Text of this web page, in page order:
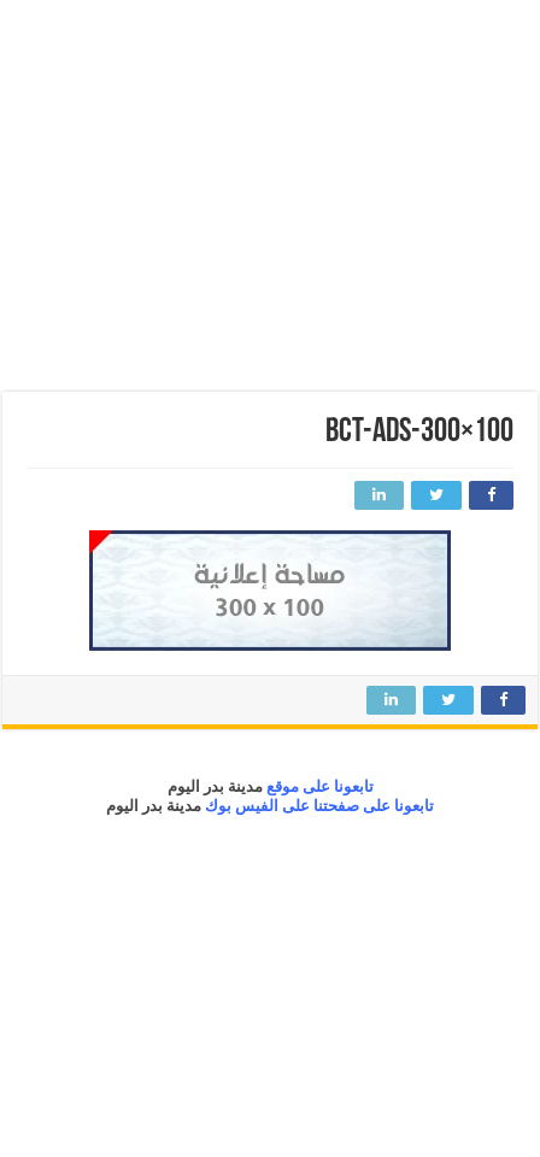
BCT-ADS-300×100
تابعونا على موقع مدينة بدر اليوم
تابعونا على صفحتنا على الفيس بوك مدينة بدر اليوم